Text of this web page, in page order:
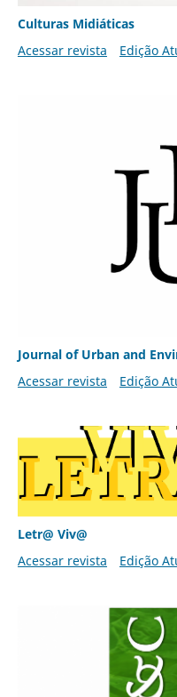
Culturas Midiáticas
Acessar revista
Edição
Journal of Urban and
Acessar revista
Edição
Letr@ Viv@
Acessar revista
Edição